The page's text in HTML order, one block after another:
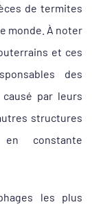
de termites
monde. À noter
et ces
des
causé par leurs
structures
constante
les plus